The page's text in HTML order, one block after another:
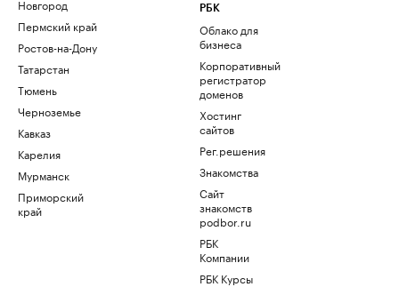
Новгород
Пермский край
Ростов-на-Дону
Татарстан
Тюмень
Черноземье
Кавказ
Карелия
Мурманск
Приморский
край
РБК
Облако для
бизнеса
Корпоративный
регистратор
доменов
Хостинг
сайтов
Рег.решения
Знакомства
Сайт
знакомств
podbor.ru
РБК
Компании
РБК Курсы